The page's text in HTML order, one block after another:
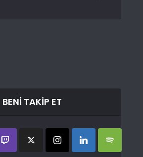
BENI TAKIP ET